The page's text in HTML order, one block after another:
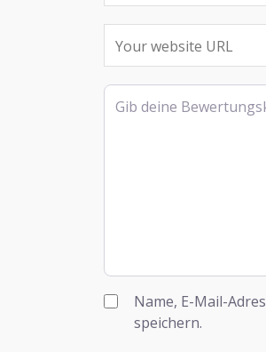
Rezensionstext
Name, E-Mail-
speichern.